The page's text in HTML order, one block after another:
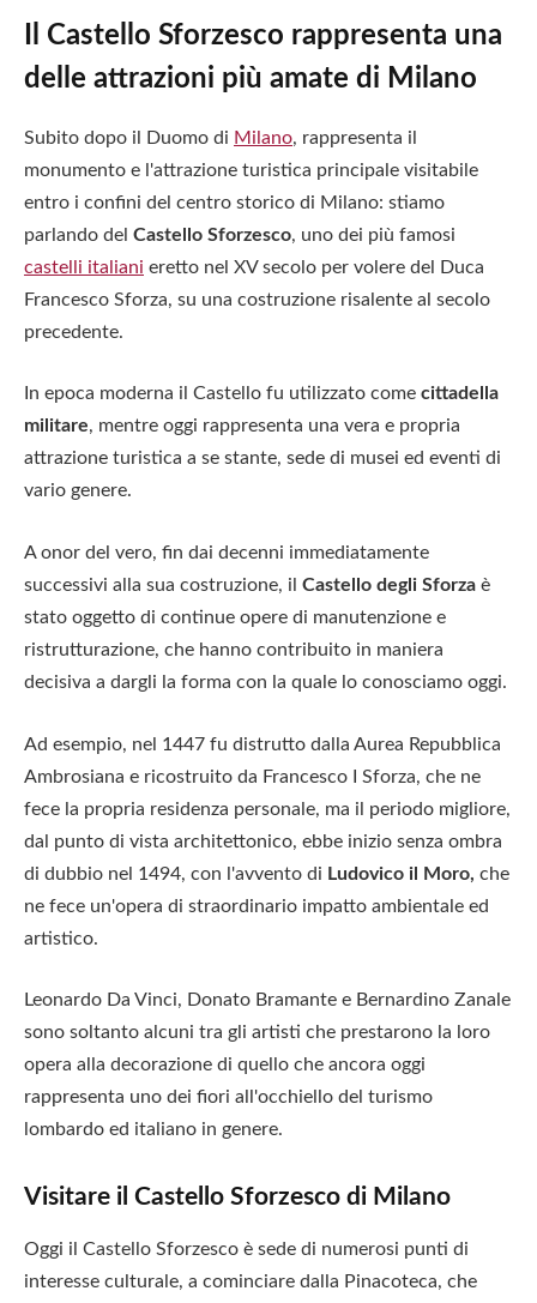
Il Castello Sforzesco rappresenta una
delle attrazioni più amate di Milano
Subito dopo il Duomo di Milano, rappresenta il
monumento e l'attrazione turistica principale visitabile
entro i confini del centro storico di Milano: stiamo
parlando del Castello Sforzesco, uno dei più famosi
castelli italiani eretto nel XV secolo per volere del Duca
Francesco Sforza, su una costruzione risalente al secolo
precedente.
In epoca moderna il Castello fu utilizzato come cittadella
militare, mentre oggi rappresenta una vera e propria
attrazione turistica a se stante, sede di musei ed eventi di
vario genere.
A onor del vero, fin dai decenni immediatamente
successivi alla sua costruzione, il Castello degli Sforza è
stato oggetto di continue opere di manutenzione e
ristrutturazione, che hanno contribuito in maniera
decisiva a dargli la forma con la quale lo conosciamo oggi.
Ad esempio, nel 1447 fu distrutto dalla Aurea Repubblica
Ambrosiana e ricostruito da Francesco I Sforza, che ne
fece la propria residenza personale, ma il periodo migliore,
dal punto di vista architettonico, ebbe inizio senza ombra
di dubbio nel 1494, con l'avvento di Ludovico il Moro, che
ne fece un'opera di straordinario impatto ambientale ed
artistico.
Leonardo Da Vinci, Donato Bramante e Bernardino Zanale
sono soltanto alcuni tra gli artisti che prestarono la loro
opera alla decorazione di quello che ancora oggi
rappresenta uno dei fiori all'occhiello del turismo
lombardo ed italiano in genere.
Visitare il Castello Sforzesco di Milano
Oggi il Castello Sforzesco è sede di numerosi punti di
interesse culturale, a cominciare dalla Pinacoteca, che